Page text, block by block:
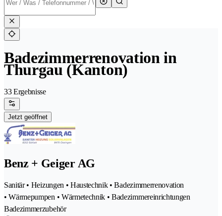
Badezimmerrenovation in
Thurgau (Kanton)
33 Ergebnisse
Jetzt geöffnet
Benz + Geiger AG
Sanitär • Heizungen • Haustechnik • Badezimmerrenovation
• Wärmepumpen • Wärmetechnik • Badezimmereinrichtungen
Badezimmerzubehör